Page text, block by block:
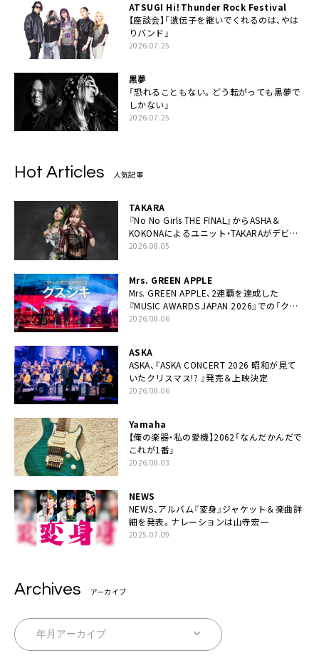
ATSUGI Hi！Thunder Rock Festival
【座談会】「遺伝子を継いでくれるのは、やは
りバンド」
2026.07.25
黒夢
「恐れることもない。どう転がっても黒夢で
しかない」
2026.07.25
Hot Articles 人気記事
TAKARA
『No No Girls THE FINAL』からASHA＆
KOKONAによるユニット・TAKARAがデビュ
ー
2026.08.05
Mrs. GREEN APPLE
Mrs. GREEN APPLE、2連覇を達成した
『MUSIC AWARDS JAPAN 2026』での「クス
シキ」ライブパフォーマンスをYouTube公開
2026.08.06
ASKA
ASKA、『ASKA CONCERT 2026 昭和が見て
いたクリスマス!? 』発売＆上映決定
2026.08.06
Yamaha
【俺の楽器・私の愛機】2062「なんだかんだで
これが1番」
2026.08.03
NEWS
NEWS、アルバム『変身』ジャケット＆楽曲詳
細を発表。ナレーションは⼭寺宏⼀
2025.07.09
Archives アーカイブ